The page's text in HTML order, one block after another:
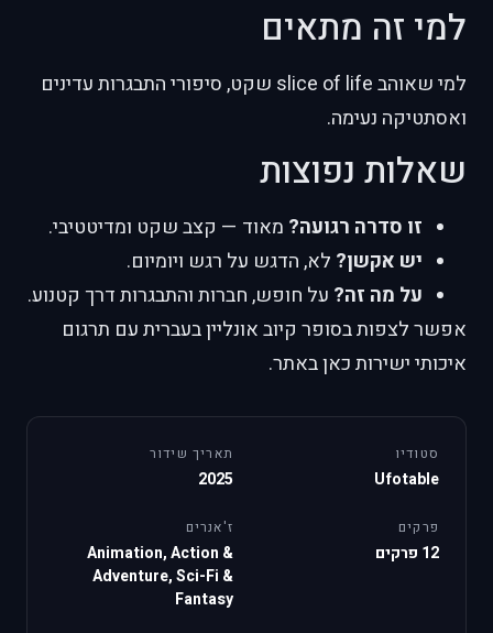
למי זה מתאים
למי שאוהב slice of life שקט, סיפורי התבגרות עדינים
ואסתטיקה נעימה.
שאלות נפוצות
זו סדרה רגועה? מאוד — קצב שקט ומדיטטיבי.
יש אקשן? לא, הדגש על רגש ויומיום.
על מה זה? על חופש, חברות והתבגרות דרך קטנוע.
אפשר לצפות בסופר קיוב אונליין בעברית עם תרגום
איכותי ישירות כאן באתר.
סטודיו
Ufotable
תאריך שידור
2025
פרקים
12 פרקים
ז'אנרים
Animation, Action &
Adventure, Sci-Fi &
Fantasy